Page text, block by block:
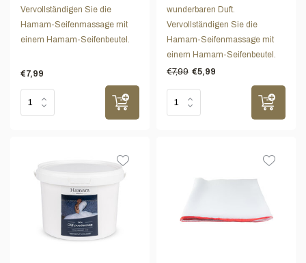
Vervollständigen Sie die
Hamam-Seifenmassage mit
einem Hamam-Seifenbeutel.
€7,99
wunderbaren Duft.
Vervollständigen Sie die
Hamam-Seifenmassage mit
einem Hamam-Seifenbeutel.
€7,99 €5,99